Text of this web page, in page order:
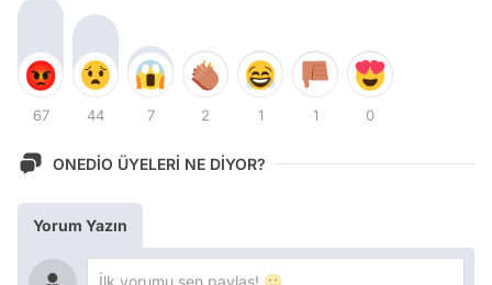
67 44 7 2 1 1 0
ONEDİO ÜYELERİ NE DİYOR?
Yorum Yazın